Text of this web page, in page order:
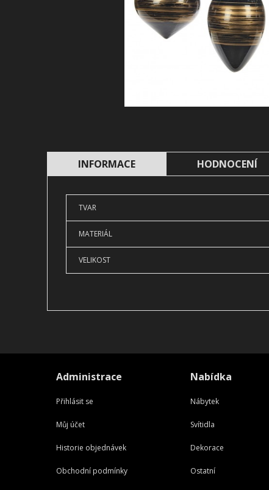
INFORMACE HODNOCENÍ
TVAR
MATERIÁL
VELIKOST
Administrace
Přihlásit se
Můj účet
Historie objednávek
Obchodní podmínky
Nabídka
Nábytek
Svítidla
Dekorace
Ostatní